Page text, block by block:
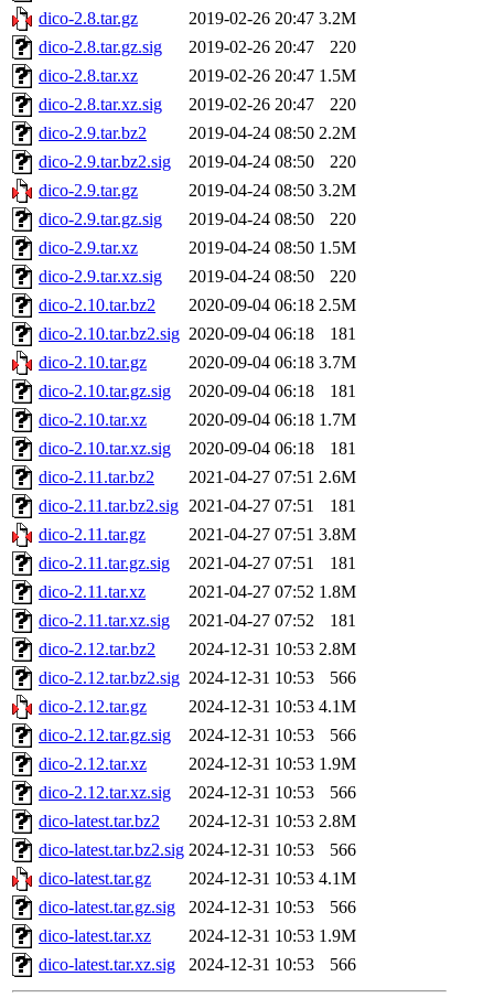
dico-2.8.tar.gz
2019-02-26 20:47 3.2M
dico-2.8.tar.gz.sig
2019-02-26 20:47
220
dico-2.8.tar.xz
2019-02-26 20:47 1.5M
dico-2.8.tar.xz.sig
2019-02-26 20:47
220
dico-2.9.tar.bz2
2019-04-24 08:50 2.2M
dico-2.9.tar.bz2.sig
2019-04-24 08:50
220
dico-2.9.tar.gz
2019-04-24 08:50 3.2M
dico-2.9.tar.gz.sig
2019-04-24 08:50
220
dico-2.9.tar.xz
2019-04-24 08:50 1.5M
dico-2.9.tar.xz.sig
2019-04-24 08:50
220
dico-2.10.tar.bz2
2020-09-04 06:18 2.5M
dico-2.10.tar.bz2.sig 2020-09-04 06:18
181
dico-2.10.tar.gz
2020-09-04 06:18 3.7M
dico-2.10.tar.gz.sig
2020-09-04 06:18
181
dico-2.10.tar.xz
2020-09-04 06:18 1.7M
dico-2.10.tar.xz.sig
2020-09-04 06:18
181
dico-2.11.tar.bz2
2021-04-27 07:51 2.6M
dico-2.11.tar.bz2.sig 2021-04-27 07:51
181
dico-2.11.tar.gz
2021-04-27 07:51 3.8M
dico-2.11.tar.gz.sig
2021-04-27 07:51
181
dico-2.11.tar.xz
2021-04-27 07:52 1.8M
dico-2.11.tar.xz.sig
2021-04-27 07:52
181
dico-2.12.tar.bz2
2024-12-31 10:53 2.8M
dico-2.12.tar.bz2.sig 2024-12-31 10:53
566
dico-2.12.tar.gz
2024-12-31 10:53 4.1M
dico-2.12.tar.gz.sig
2024-12-31 10:53
566
dico-2.12.tar.xz
2024-12-31 10:53 1.9M
dico-2.12.tar.xz.sig
2024-12-31 10:53
566
dico-latest.tar.bz2
2024-12-31 10:53 2.8M
dico-latest.tar.bz2.sig 2024-12-31 10:53
566
dico-latest.tar.gz
2024-12-31 10:53 4.1M
dico-latest.tar.gz.sig
2024-12-31 10:53
566
dico-latest.tar.xz
2024-12-31 10:53 1.9M
dico-latest.tar.xz.sig
2024-12-31 10:53 566